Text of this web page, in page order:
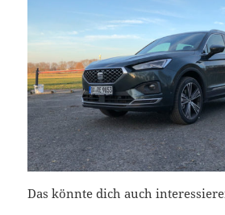
Das könnte dich auch